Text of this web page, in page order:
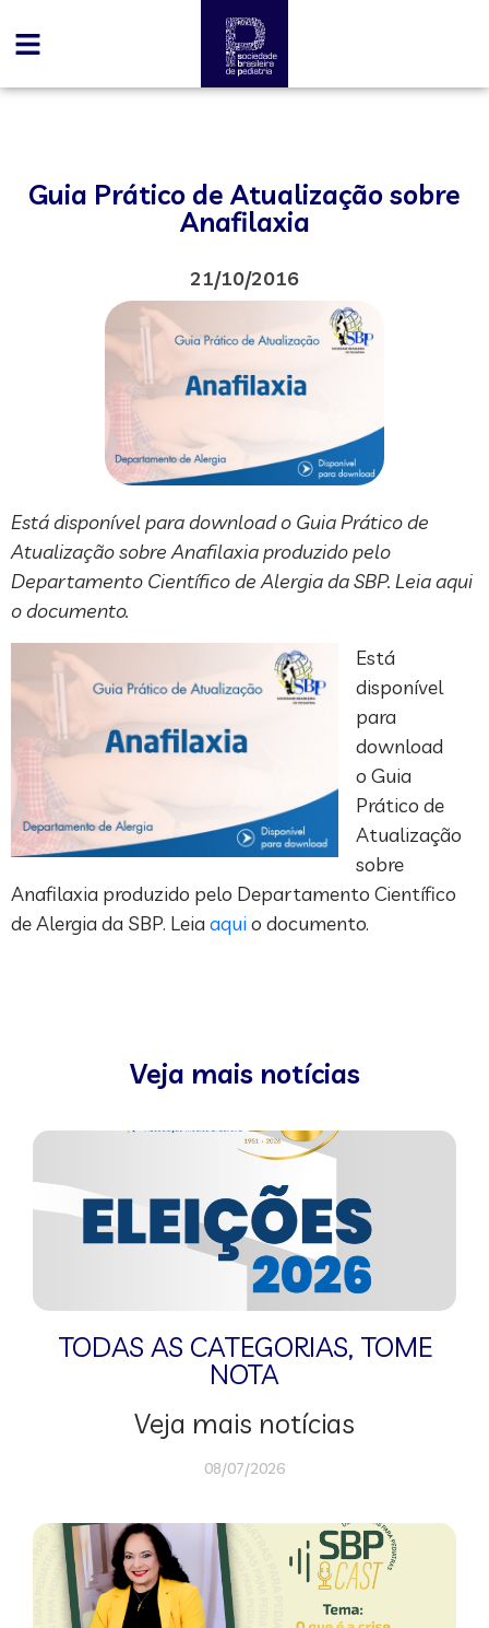
Guia Prático de Atualização sobre
Anafilaxia
21/10/2016
Está disponível para download o Guia Prático de
Atualização sobre Anafilaxia produzido pelo
Departamento Científico de Alergia da SBP. Leia aqui
o documento.
Está
disponível
para
download
o Guia
Prático de
Atualização
sobre
Anafilaxia produzido pelo Departamento Científico
de Alergia da SBP. Leia aqui o documento.
Veja mais notícias
TODAS AS CATEGORIAS, TOME
NOTA
Veja mais notícias
08/07/2026